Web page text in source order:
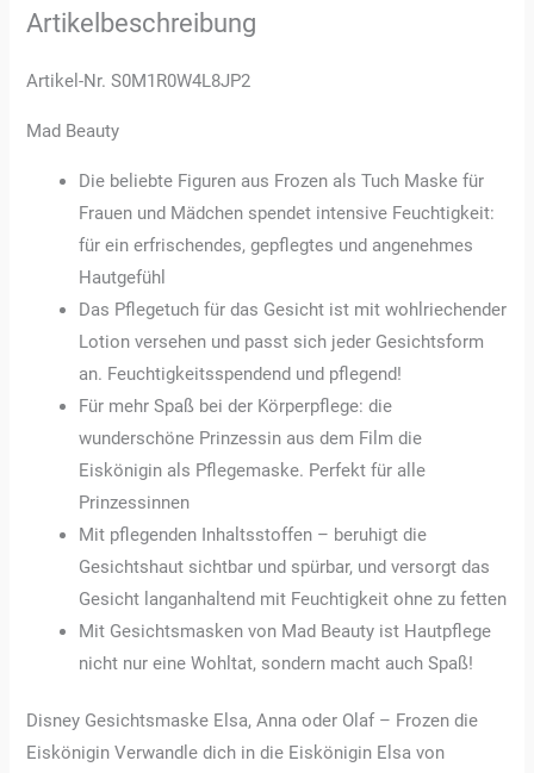
Artikelbeschreibung
Artikel-Nr. S0M1R0W4L8JP2
Mad Beauty
Die beliebte Figuren aus Frozen als Tuch Maske für
Frauen und Mädchen spendet intensive Feuchtigkeit:
für ein erfrischendes, gepflegtes und angenehmes
Hautgefühl
Das Pflegetuch für das Gesicht ist mit wohlriechender
Lotion versehen und passt sich jeder Gesichtsform
an. Feuchtigkeitsspendend und pflegend!
Für mehr Spaß bei der Körperpflege: die
wunderschöne Prinzessin aus dem Film die
Eiskönigin als Pflegemaske. Perfekt für alle
Prinzessinnen
Mit pflegenden Inhaltsstoffen – beruhigt die
Gesichtshaut sichtbar und spürbar, und versorgt das
Gesicht langanhaltend mit Feuchtigkeit ohne zu fetten
Mit Gesichtsmasken von Mad Beauty ist Hautpflege
nicht nur eine Wohltat, sondern macht auch Spaß!
Disney Gesichtsmaske Elsa, Anna oder Olaf – Frozen die
Eiskönigin Verwandle dich in die Eiskönigin Elsa von